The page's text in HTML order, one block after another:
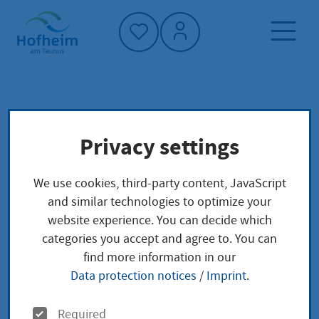
Home"
Erweiterte Melderegisterauskunft
Erweiterte
Melderegisterauskunft
Privacy settings
We use cookies, third-party content, JavaScript
and similar technologies to optimize your
website experience. You can decide which
categories you accept and agree to. You can
find more information in our
Data protection notices / Imprint.
O
Required